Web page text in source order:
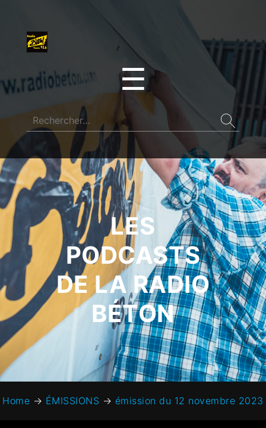
☰
LES
PODCASTS
DE LA RADIO
BÉTON
Home → ÉMISSIONS → émission du 12 novembre 2023